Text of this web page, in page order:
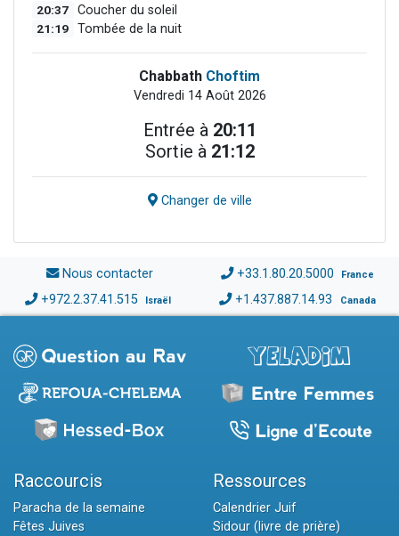
20:37 Coucher du soleil
21:19 Tombée de la nuit
Chabbath Choftim
Vendredi 14 Août 2026
Entrée à 20:11
Sortie à 21:12
Changer de ville
Nous contacter +33.1.80.20.5000 France
+972.2.37.41.515 Israël +1.437.887.14.93 Canada
Raccourcis
Paracha de la semaine
Fêtes Juives
Ressources
Calendrier Juif
Sidour (livre de prière)